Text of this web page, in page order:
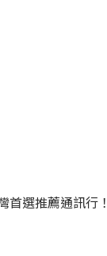
選推薦通訊行！